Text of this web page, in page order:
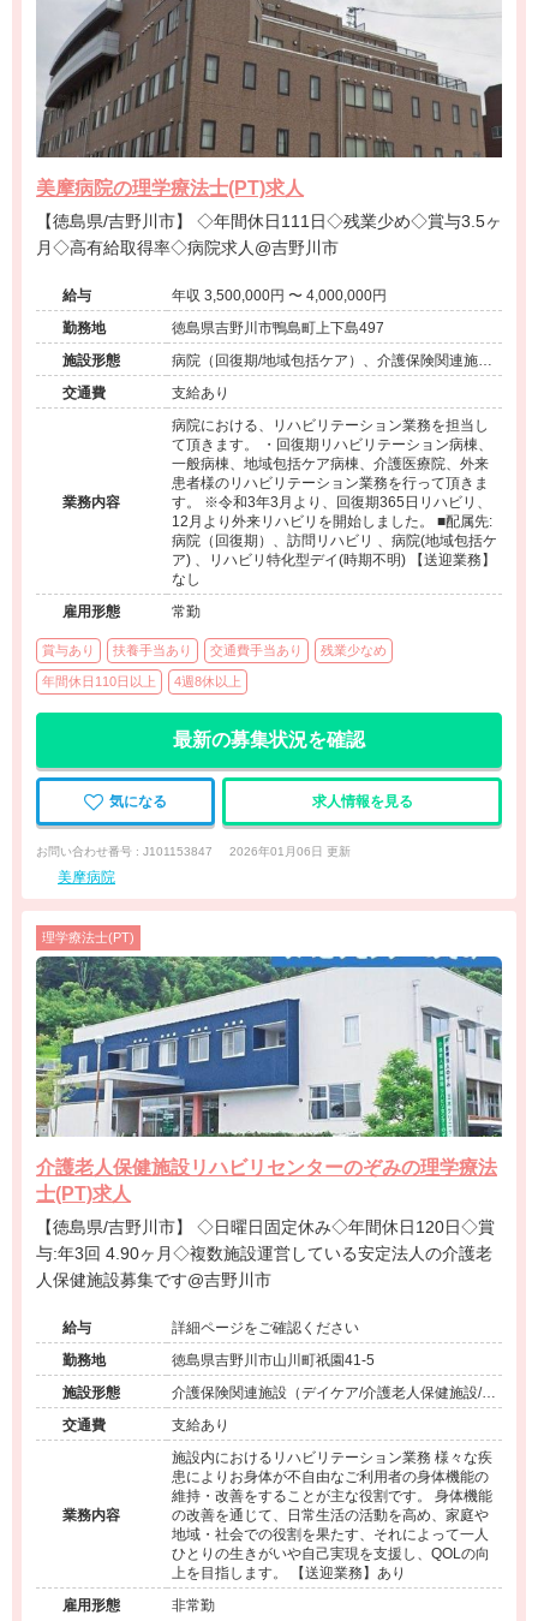
美摩病院の理学療法士(PT)求人
【徳島県/吉野川市】 ◇年間休日111日◇残業少め◇賞与3.5ヶ
月◇高有給取得率◇病院求人@吉野川市
給与
年収 3,500,000円 〜 4,000,000円
勤務地
徳島県吉野川市鴨島町上下島497
施設形態
病院（回復期/地域包括ケア）、介護保険関連施設
（デイサービス/訪問看護・リハ）
交通費 支給あり
業務内容
病院における、リハビリテーション業務を担当し
て頂きます。 ・回復期リハビリテーション病棟、
一般病棟、地域包括ケア病棟、介護医療院、外来
患者様のリハビリテーション業務を行って頂きま
す。 ※令和3年3月より、回復期365日リハビリ、
12月より外来リハビリを開始しました。 ■配属先:
病院（回復期）、訪問リハビリ 、病院(地域包括ケ
ア) 、リハビリ特化型デイ(時期不明) 【送迎業務】
なし
雇用形態
常勤
賞与あり 扶養手当あり 交通費手当あり 残業少なめ
年間休日110日以上 4週8休以上
最新の募集状況を確認
気になる 求人情報を見る
お問い合わせ番号 : J101153847 2026年01月06日 更新
美摩病院
理学療法士(PT)
介護老人保健施設リハビリセンターのぞみの理学療法
士(PT)求人
【徳島県/吉野川市】 ◇日曜日固定休み◇年間休日120日◇賞
与:年3回 4.90ヶ月◇複数施設運営している安定法人の介護老
人保健施設募集です@吉野川市
給与
詳細ページをご確認ください
勤務地
徳島県吉野川市山川町祇園41-5
施設形態
介護保険関連施設（デイケア/介護老人保健施設/訪
問看護・リハ）
交通費 支給あり
業務内容
施設内におけるリハビリテーション業務 様々な疾
患によりお身体が不自由なご利用者の身体機能の
維持・改善をすることが主な役割です。 身体機能
の改善を通じて、日常生活の活動を高め、家庭や
地域・社会での役割を果たす、それによって一人
ひとりの生きがいや自己実現を支援し、QOLの向
上を目指します。 【送迎業務】あり
雇用形態
非常勤